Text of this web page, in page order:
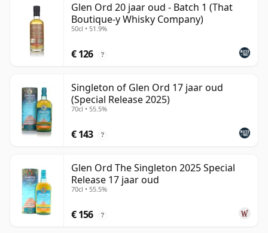
Glen Ord 20 jaar oud - Batch 1 (That
Boutique-y Whisky Company)
50cl • 51.9%
€ 126 ?
Singleton of Glen Ord 17 jaar oud
(Special Release 2025)
70cl • 55.5%
€ 143 ?
Glen Ord The Singleton 2025 Special
Release 17 jaar oud
70cl • 55.5%
€ 156 ?